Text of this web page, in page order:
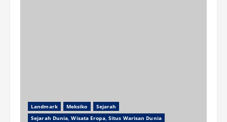
Landmark Meksiko
Sejarah
Sejarah Dunia, Wisata Eropa, Situs Warisan Dunia